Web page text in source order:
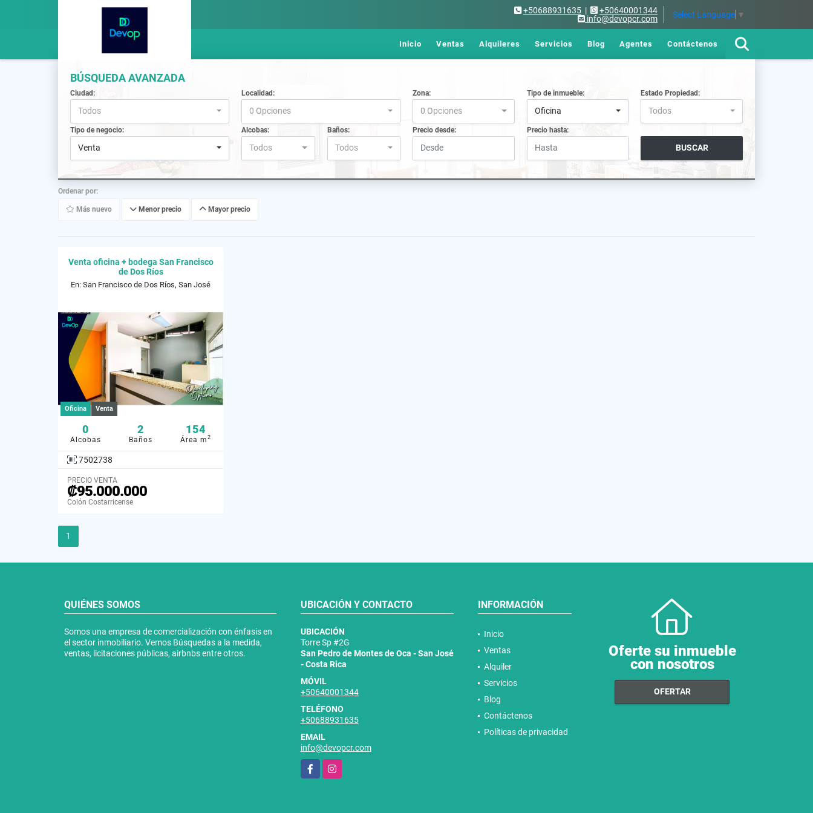
+50688931635 |
+50640001344
info@devopcr.com
Select Language ▼
Inicio Ventas Alquileres Servicios Blog Agentes Contáctenos
BÚSQUEDA AVANZADA
Ciudad:
Todos
Localidad:
0 Opciones
Zona:
0 Opciones
Tipo de inmueble:
Oficina
Estado Propiedad:
Todos
Tipo de negocio:
Venta
Alcobas:
Todos
Baños:
Todos
Precio desde: Precio hasta:
BUSCAR
Ordenar por:
Más nuevo Menor precio Mayor precio
Venta oficina + bodega San Francisco
de Dos Ríos
En: San Francisco de Dos Ríos, San José
Oficina Venta
0
Alcobas
2
Baños
154
Área m 2
7502738
PRECIO VENTA
₡95.000.000
Colón Costarricense
1
QUIÉNES SOMOS
Somos una empresa de comercialización con énfasis en
el sector inmobiliario. Vemos Búsquedas a la medida,
ventas, licitaciones públicas, airbnbs entre otros.
UBICACIÓN Y CONTACTO
UBICACIÓN
Torre Sp #2G
San Pedro de Montes de Oca - San José
- Costa Rica
MÓVIL
+50640001344
TELÉFONO
+50688931635
EMAIL
info@devopcr.com
FacebookInstagram
INFORMACIÓN
Inicio
Ventas
Alquiler
Servicios
Blog
Contáctenos
Políticas de privacidad
Oferte su inmueble
con nosotros
OFERTAR